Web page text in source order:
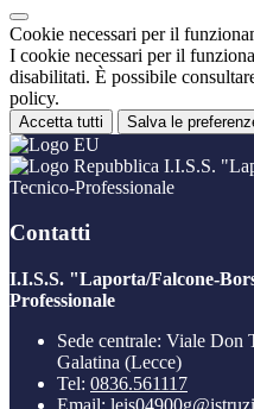
Cookie necessari per il
I cookie necessari per il
disabilitati. È possibile
policy.
Accetta tutti Salva le
I.I.S.S.
Tecnico-Professionale
Contatti
I.I.S.S. "Laporta/Falcone-
Professionale
Sede centrale: Viale Don
Galatina (Lecce)
Tel: 0836.561117
Email: